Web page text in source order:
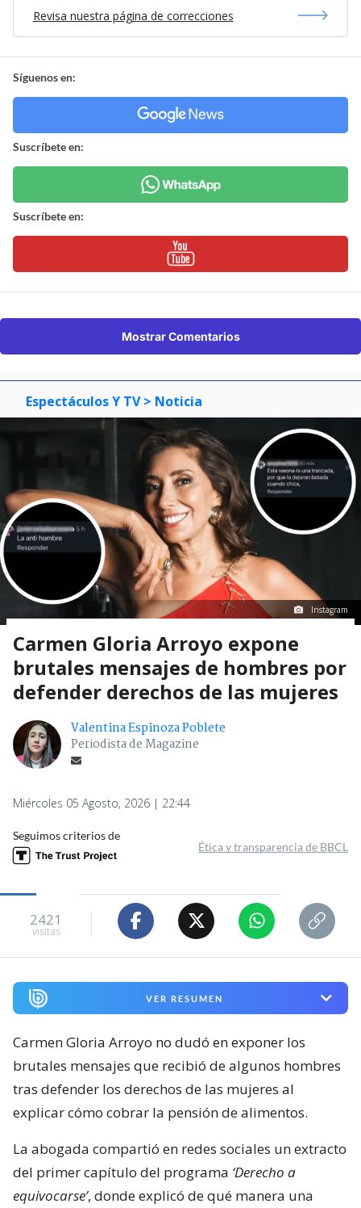
Revisa nuestra página de correcciones
Síguenos en:
Suscríbete en:
Suscríbete en:
Mostrar Comentarios
Espectáculos Y TV > Noticia
Instagram
Carmen Gloria Arroyo expone
brutales mensajes de hombres por
defender derechos de las mujeres
Valentina Espinoza Poblete
Periodista de Magazine
Miércoles 05 Agosto, 2026 | 22:44
Seguimos criterios de
Ética y transparencia de BBCL
2421
visitas
VER RESUMEN
Carmen Gloria Arroyo no dudó en exponer los
brutales mensajes que recibió de algunos hombres
tras defender los derechos de las mujeres al
explicar cómo cobrar la pensión de alimentos.
La abogada compartió en redes sociales un extracto
del primer capítulo del programa ‘Derecho a
equivocarse’, donde explicó de qué manera una